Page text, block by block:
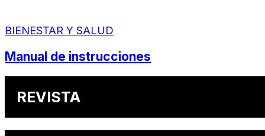
BIENESTAR Y SALUD
Manual de instrucciones
REVISTA